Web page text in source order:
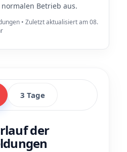
Betrieb aus.
• Zuletzt aktualisiert am 08.
3 Tage
der